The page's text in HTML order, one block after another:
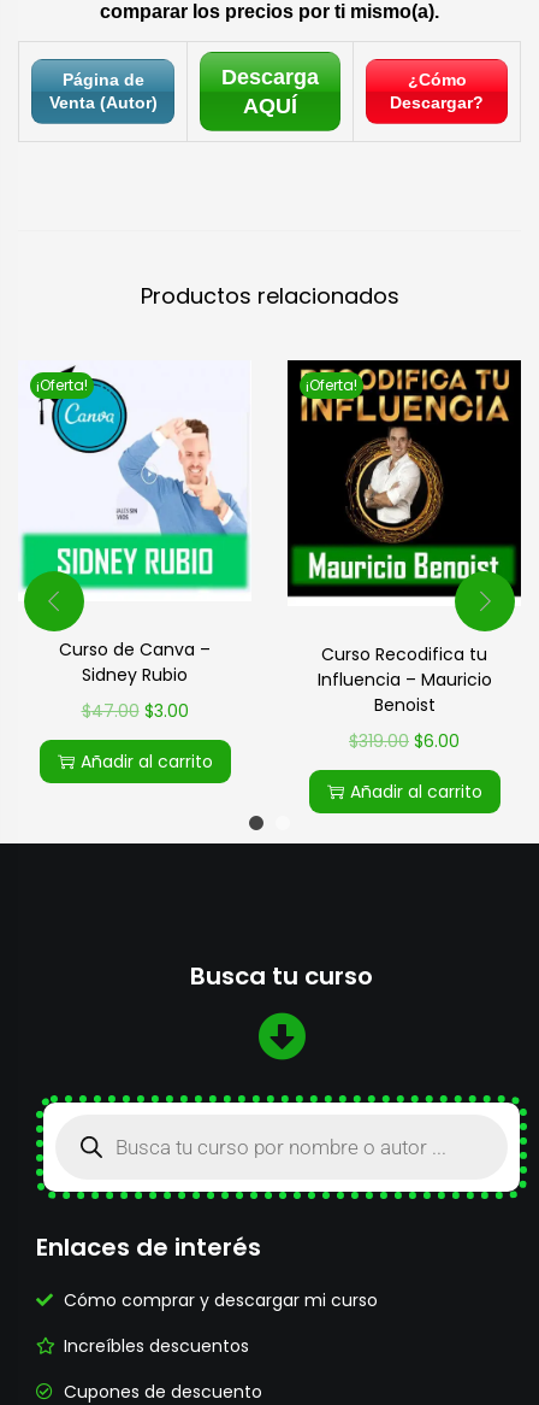
comparar los precios por ti mismo(a).
Página de
Venta (Autor)
Descarga
AQUÍ
¿Cómo
Descargar?
Productos relacionados
¡Oferta!
Curso de Canva –
Sidney Rubio
$47.00 $3.00
Añadir al carrito
¡Oferta!
Curso Recodifica tu
Influencia – Mauricio
Benoist
$319.00 $6.00
Añadir al carrito
Busca tu curso
Enlaces de interés
Cómo comprar y descargar mi curso
Increíbles descuentos
Cupones de descuento